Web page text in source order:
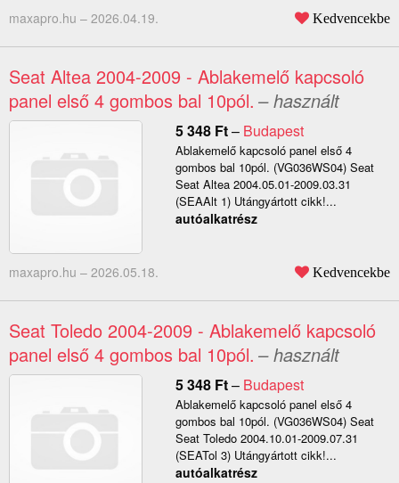
maxapro.hu – 2026.04.19. Kedvencekbe
Seat Altea 2004-2009 - Ablakemelő kapcsoló
panel első 4 gombos bal 10pól. – használt
5 348 Ft– Budapest
Ablakemelő kapcsoló panel első 4
gombos bal 10pól. (VG036WS04) Seat
Seat Altea 2004.05.01-2009.03.31
(SEAAlt 1) Utángyártott cikk!...
autóalkatrész
maxapro.hu – 2026.05.18. Kedvencekbe
Seat Toledo 2004-2009 - Ablakemelő kapcsoló
panel első 4 gombos bal 10pól. – használt
5 348 Ft– Budapest
Ablakemelő kapcsoló panel első 4
gombos bal 10pól. (VG036WS04) Seat
Seat Toledo 2004.10.01-2009.07.31
(SEATol 3) Utángyártott cikk!...
autóalkatrész